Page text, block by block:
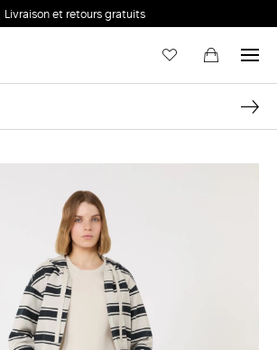
Livraison et retours gratuits